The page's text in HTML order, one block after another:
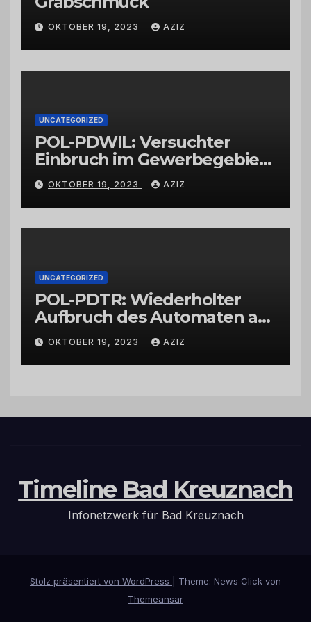
OKTOBER 19, 2023 AZIZ
UNCATEGORIZED
POL-PDWIL: Versuchter
Einbruch im Gewerbegebiet
Wittlich
OKTOBER 19, 2023 AZIZ
UNCATEGORIZED
POL-PDTR: Wiederholter
Aufbruch des Automaten am
Wohnmobilstellplatz in
Hermeskeil am Labachweg
OKTOBER 19, 2023 AZIZ
Timeline Bad Kreuznach
Infonetzwerk für Bad Kreuznach
Stolz präsentiert von WordPress
Theme: News Click von
Themeansar